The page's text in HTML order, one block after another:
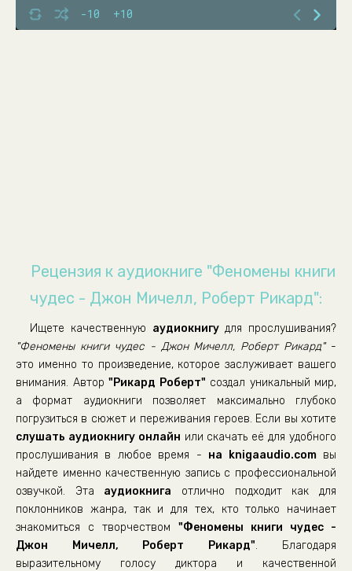
-10 +10
0007
0008
0019
0020
0021
0022
0024
0025
0026
0027
0029
Рецензия к аудиокниге "Феномены книги
чудес - Джон Мичелл, Роберт Рикард":
Ищете качественную аудиокнигудля прослушивания?
"Феномены книги чудес - Джон Мичелл, Роберт Рикард"-
это именно то произведение, которое заслуживает вашего
внимания. Автор "Рикард Роберт" создал уникальный мир,
а формат аудиокниги позволяет максимально глубоко
погрузиться в сюжет и переживания героев. Если вы хотите
слушать аудиокнигу онлайн или скачать её для удобного
прослушивания в любое время - на knigaaudio.comвы
найдете именно качественную запись с профессиональной
озвучкой. Эта аудиокнига отлично подходит как для
поклонников жанра, так и для тех, кто только начинает
знакомиться с творчеством "Феномены книги чудес -
Джон Мичелл, Роберт Рикард". Благодаря
выразительному голосу диктора и качественной